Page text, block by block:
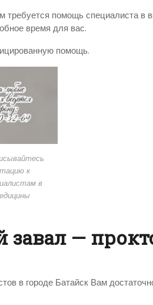
требуется помощь специалиста в
время для вас.
помощь.
к
в
завал —
в городе Батайск Вам